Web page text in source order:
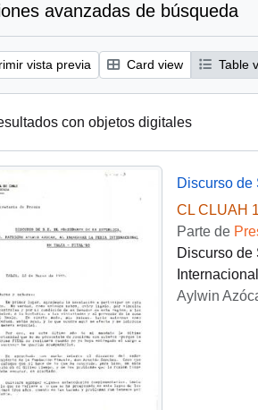
avanzadas de búsqueda
vista previa Card view Table
con objetos digitales
CL CLUAH
Parte de
Discurso de
Aylwin